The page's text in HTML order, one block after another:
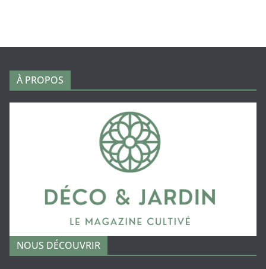
À PROPOS
NOUS DÉCOUVRIR